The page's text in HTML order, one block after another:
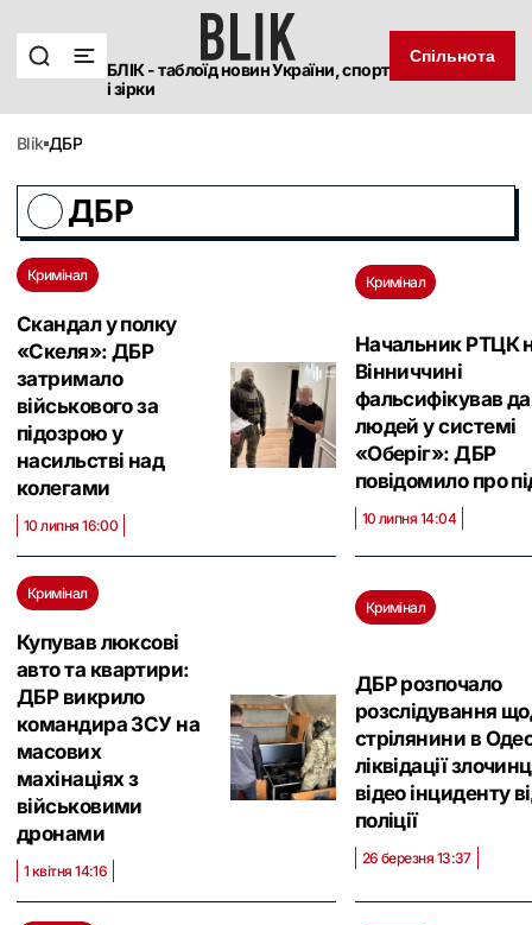
БЛІК - таблоїд новин України, спорт
і зірки
Спільнота
blik ДБР
ДБР
Кримінал
Скандал у полку
«Скеля»: ДБР
затримало
військового за
підозрою у
насильстві над
колегами
10 липня 16:00
Кримінал
Начальник РТЦК
Вінниччині
фальсифікував
людей у системі
«Оберіг»: ДБР
повідомило про
10 липня 14:04
Кримінал
Купував люксові
авто та квартири:
ДБР викрило
командира ЗСУ на
масових
махінаціях з
військовими
дронами
1 квітня 14:16
Кримінал
ДБР розпочало
розслідування
стрілянини в
ліквідації
відео інциденту
поліції
26 березня 13:37